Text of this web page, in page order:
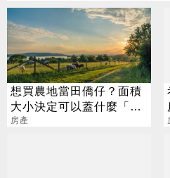
想買農地當田僑仔？面積
大小決定可以蓋什麼「5
項免稅」好處一次看
房產